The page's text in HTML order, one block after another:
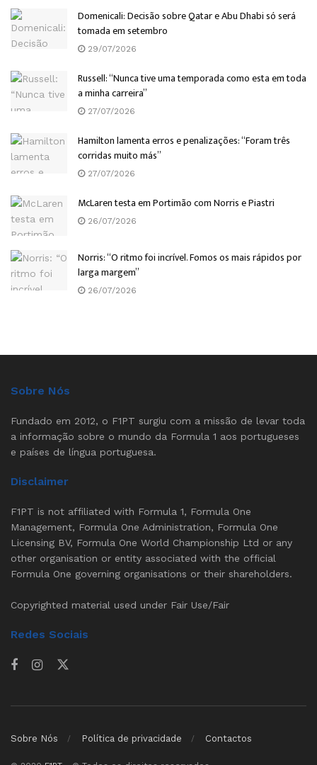
Domenicali: Decisão sobre Qatar e Abu Dhabi só será
tomada em setembro
29/07/2026
Russell: “Nunca tive uma temporada como esta em toda
a minha carreira”
27/07/2026
Hamilton lamenta erros e penalizações: “Foram três
corridas muito más”
27/07/2026
McLaren testa em Portimão com Norris e Piastri
26/07/2026
Norris: “O ritmo foi incrível. Fomos os mais rápidos por
larga margem”
26/07/2026
Sobre Nós
Fundado em 2012, o F1PT surgiu com a missão de levar toda
a informação sobre o mundo da Formula 1 aos portugueses
e países de língua portuguesa.
Disclaimer
F1PT is not affiliated with Formula 1, Formula One
Management, Formula One Administration, Formula One
Licensing BV, Formula One World Championship Ltd or any
other organisation or entity associated with the official
Formula One governing organisations or their shareholders.
Copyrighted material used under Fair Use/Fair
Redes Sociais
Sobre Nós Política de privacidade Contactos